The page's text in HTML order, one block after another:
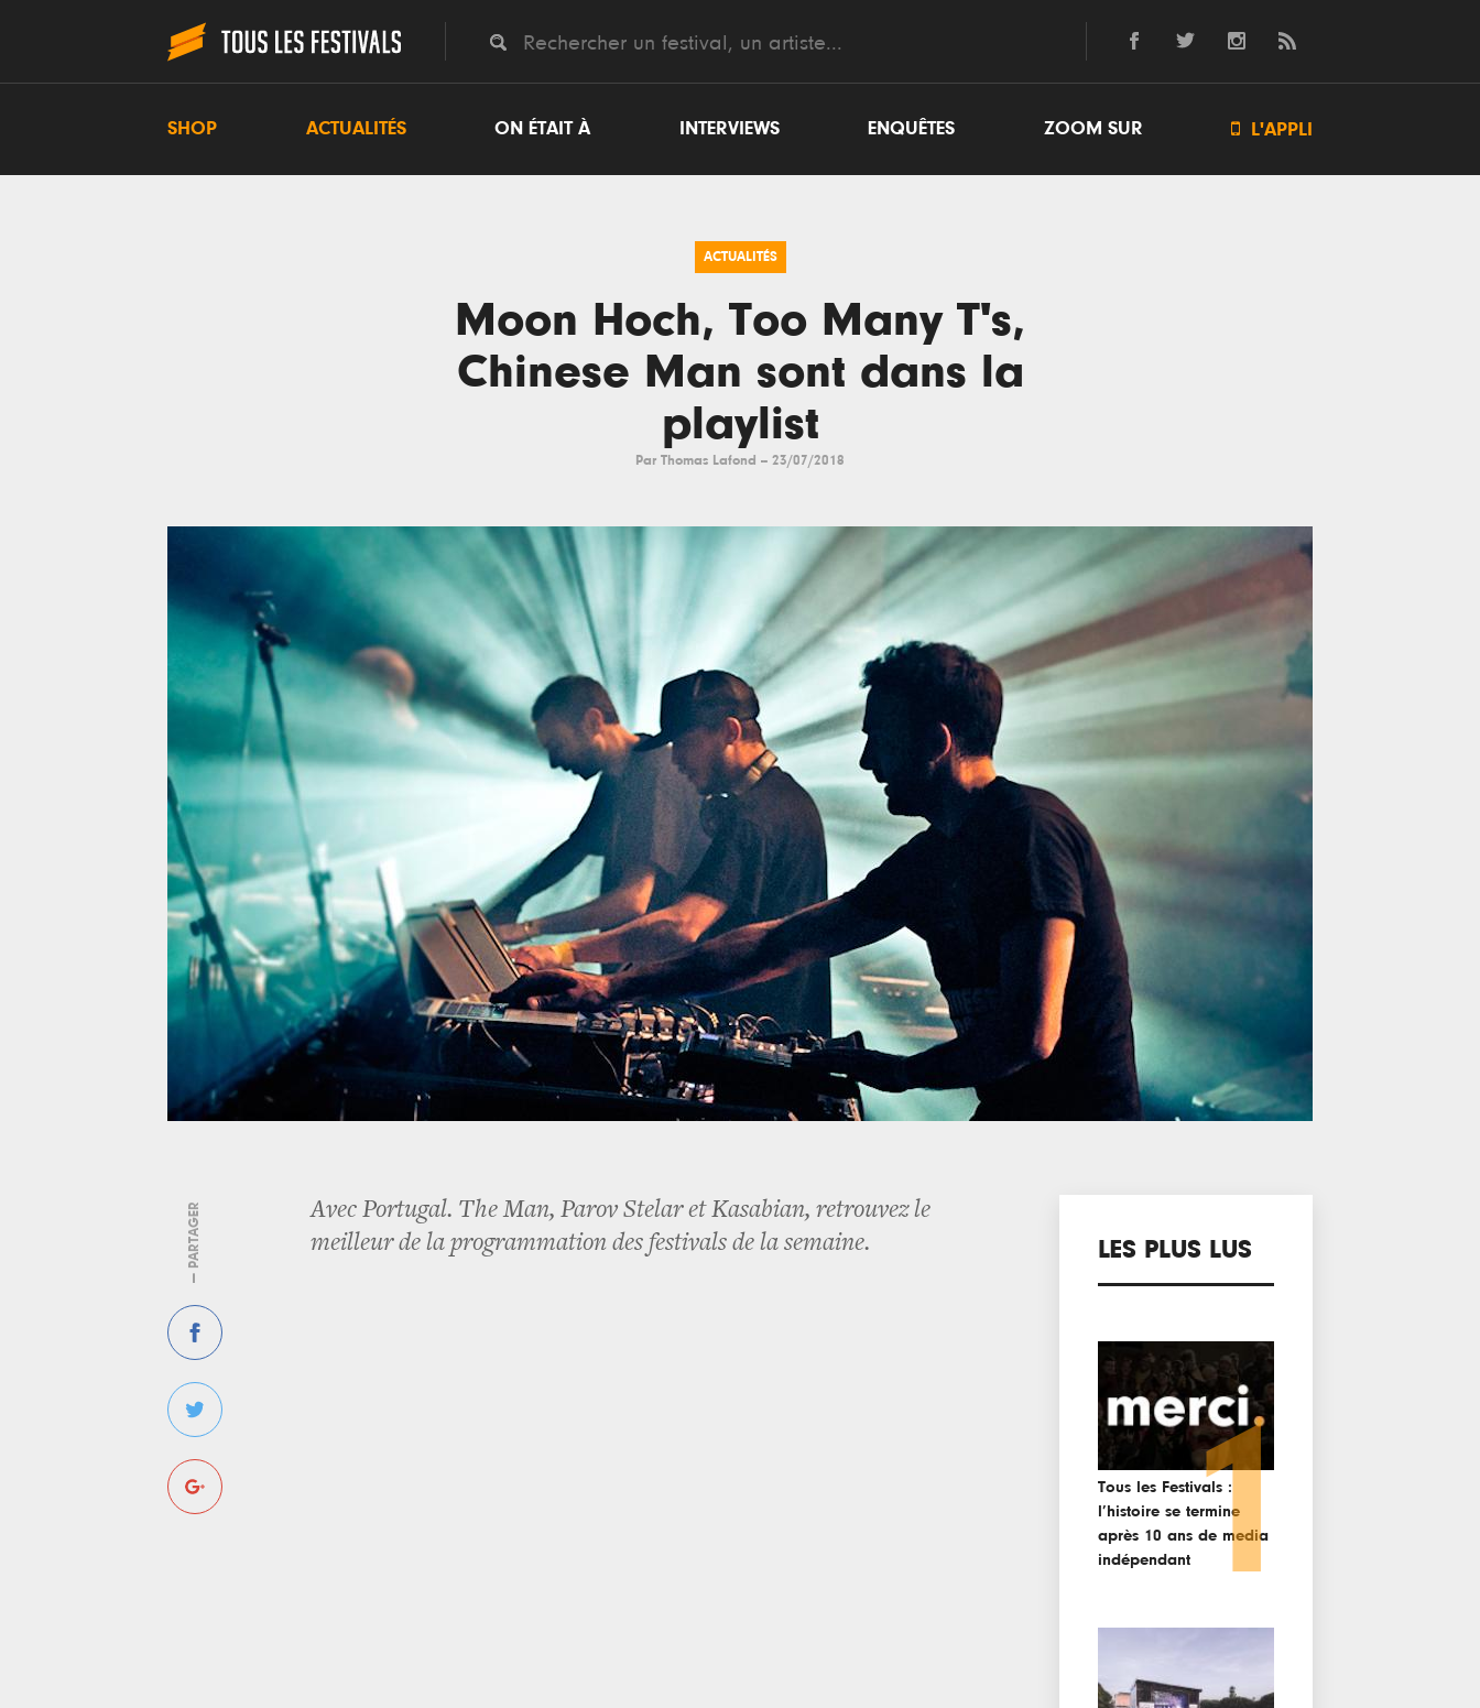
SHOP ACTUALITÉS ON ÉTAIT À INTERVIEWS ENQUÊTES ZOOM SUR  L'APPLI
ACTUALITÉS
Moon Hoch, Too Many T's,
Chinese Man sont dans la
playlist
Par Thomas Lafond -- 23/07/2018
— PARTAGER
Avec Portugal. The Man, Parov Stelar et Kasabian, retrouvez le
meilleur de la programmation des festivals de la semaine.
LES PLUS LUS
Tous les Festivals :
l’histoire se termine
après 10 ans de media
indépendant1